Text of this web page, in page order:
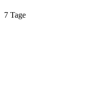
7 Tage